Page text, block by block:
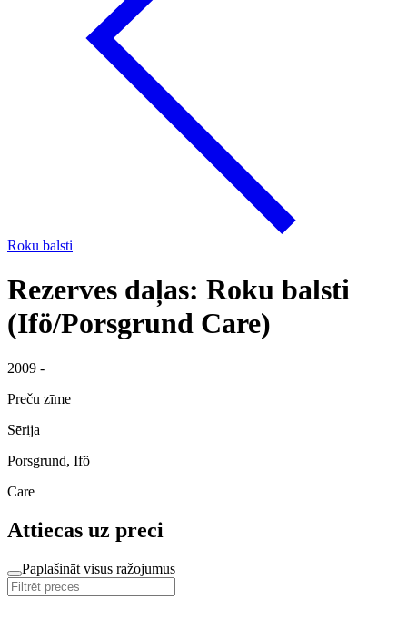
Roku balsti
Rezerves daļas: Roku balsti
(Ifö/Porsgrund Care)
2009 -
Preču zīme
Sērija
Porsgrund, Ifö
Care
Attiecas uz preci
Paplašināt visus ražojumus